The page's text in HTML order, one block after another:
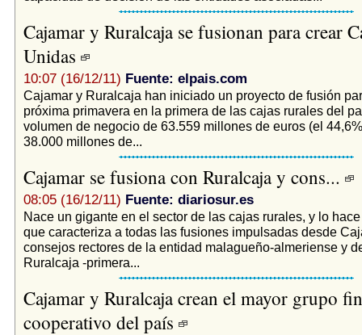
Cajamar y Ruralcaja se fusionan para crear
Unidas
10:07 (16/12/11) Fuente: elpais.com
Cajamar y Ruralcaja han iniciado un proyecto de fusión
próxima primavera en la primera de las cajas rurales del
volumen de negocio de 63.559 millones de euros (el
38.000 millones de...
Cajamar se fusiona con Ruralcaja y cons...
08:05 (16/12/11) Fuente: diariosur.es
Nace un gigante en el sector de las cajas rurales, y lo
que caracteriza a todas las fusiones impulsadas desde
consejos rectores de la entidad malagueño-almeriense y
Ruralcaja -primera...
Cajamar y Ruralcaja crean el mayor grupo
cooperativo del país